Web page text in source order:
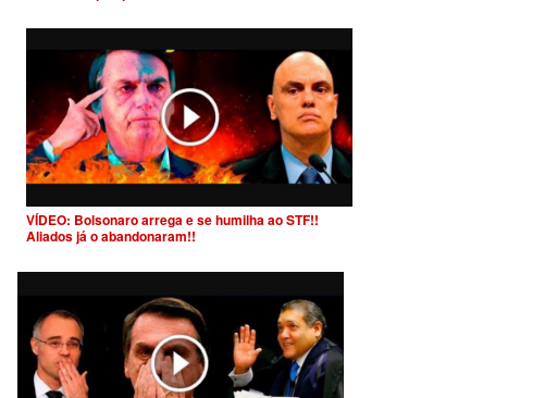
VÍDEO: Bolsonaro arrega e se humilha ao STF!!
Aliados já o abandonaram!!